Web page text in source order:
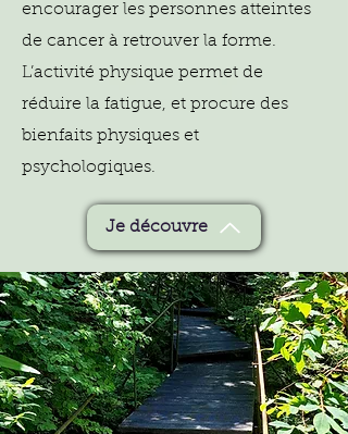
encourager les personnes atteintes
de cancer à retrouver la forme.
L’activité physique permet de
réduire la fatigue, et procure des
bienfaits physiques et
psychologiques.
Je découvre